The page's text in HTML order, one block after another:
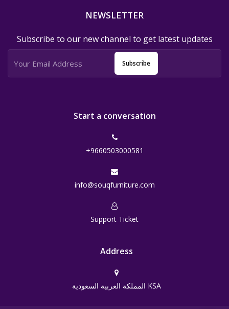
NEWSLETTER
Subscribe to our new channel to get latest updates
Subscribe
Start a conversation
+9660503000581
info@souqfurniture.com
Support Ticket
Address
المملكة العربية السعودية KSA